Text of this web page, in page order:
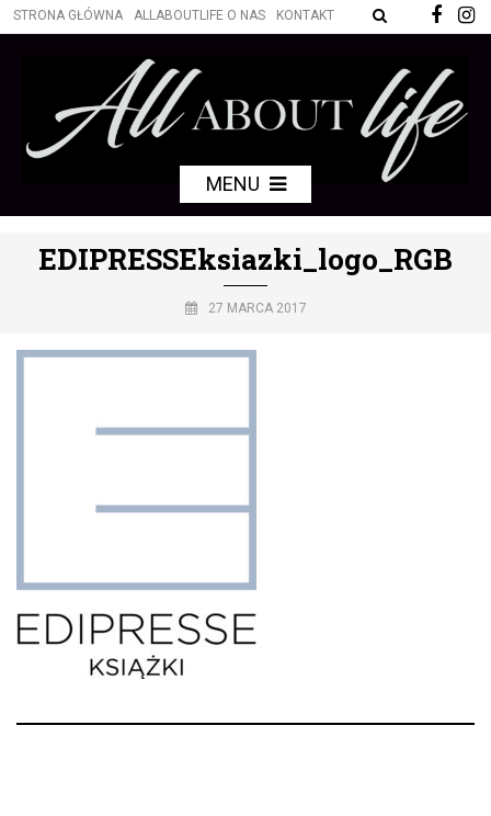
STRONA GŁÓWNA ALLABOUTLIFE O NAS KONTAKT
MENU
EDIPRESSEksiazki_logo_RGB
27 MARCA 2017